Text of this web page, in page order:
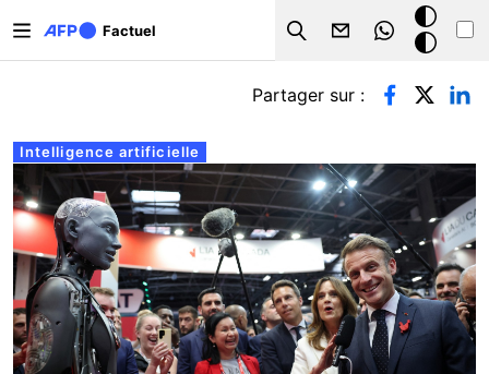
Factuel
Search
Mode
sombre
Onglets principaux
Intelligence artificielle
Partager sur :